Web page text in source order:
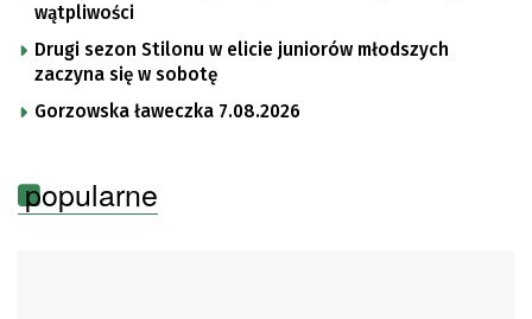
wątpliwości
Drugi sezon Stilonu w elicie juniorów młodszych
zaczyna się w sobotę
Gorzowska ławeczka 7.08.2026
popularne